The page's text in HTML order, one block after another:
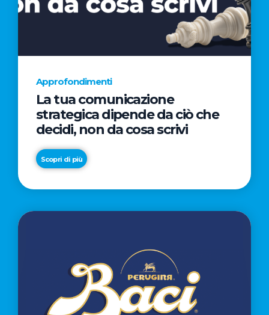
AL
CINEMA
NELLA
CAMPAGNA
REGISTA
PREMIO
OSCAR®
Approfondimenti
La tua comunicazione
strategica dipende da ciò che
decidi, non da cosa scrivi
Scopri di più